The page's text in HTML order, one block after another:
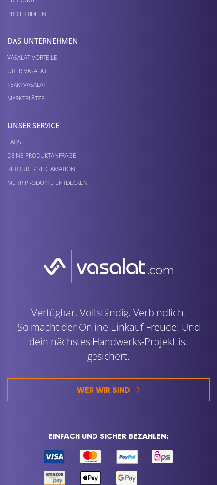
PROJEKTIDEEN
DAS UNTERNEHMEN
VASALAT-VORTEILE
ÜBER VASALAT
TEAM VASALAT
MARKTPLÄTZE
UNSER SERVICE
FAQS
DEINE PRODUKTANFRAGE
RETOURE / REKLAMATION
MEHR PRODUKTE ENTDECKEN
Verfügbar. Vollständig. Verbindlich.
So macht der Online-Einkauf Freude! Und
dein nächstes Handwerks-Projekt ist
gesichert.
WER WIR SIND
EINFACH UND SICHER BEZAHLEN: